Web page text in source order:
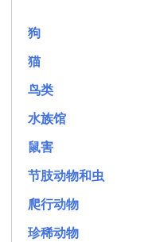
狗
猫
鸟类
水族馆
鼠害
节肢动物和虫
爬行动物
珍稀动物